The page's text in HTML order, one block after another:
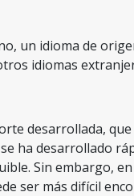
un idioma de
idiomas
desarrollada,
ha desarrollado
Sin embargo,
ser más difícil